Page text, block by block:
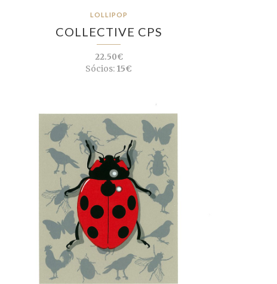
LOLLIPOP
COLLECTIVE CPS
22.50€
Sócios: 15€